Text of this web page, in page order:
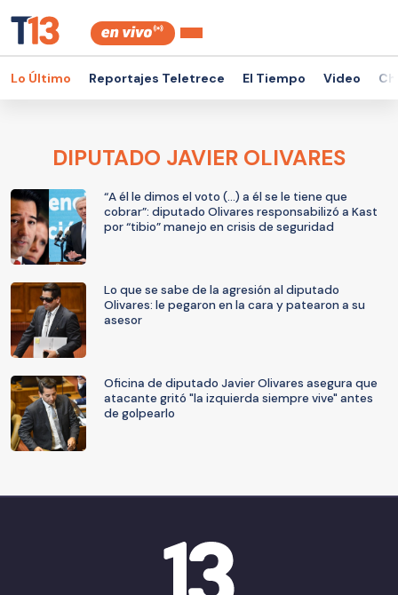
Lo Último Reportajes Teletrece El Tiempo Video
DIPUTADO JAVIER OLIVARES
“A él le dimos el voto (...) a él se le tiene que
cobrar”: diputado Olivares responsabilizó a Kast
por “tibio” manejo en crisis de seguridad
Lo que se sabe de la agresión al diputado
Olivares: le pegaron en la cara y patearon a su
asesor
Oficina de diputado Javier Olivares asegura que
atacante gritó "la izquierda siempre vive" antes
de golpearlo